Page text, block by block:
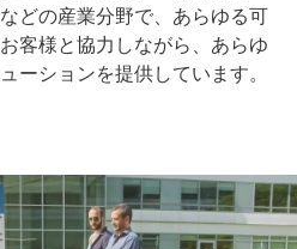
どの産業分野で、あらゆる可
客様と協力しながら、あらゆ
ーションを提供しています。